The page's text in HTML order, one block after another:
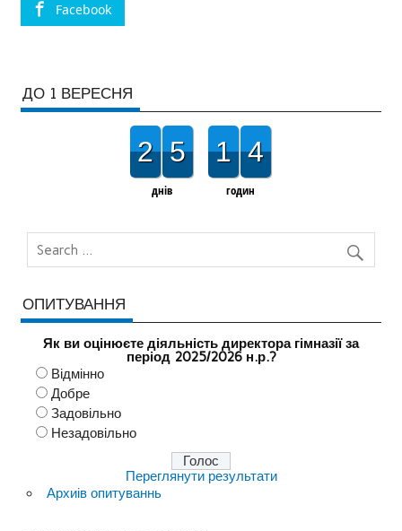
Facebook
ДО 1 ВЕРЕСНЯ
2 5
днів
1 4
годин
ОПИТУВАННЯ
Як ви оцінюєте діяльність директора гімназії за
період 2025/2026 н.р.?
Відмінно
Добре
Задовільно
Незадовільно
Переглянути результати
Архиів опитуваннь